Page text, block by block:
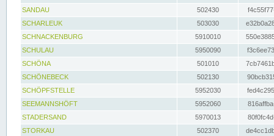
SANDAU
502430
SCHARLEUK
503030
SCHNACKENBURG
5910010
SCHULAU
5950090
SCHÖNA
501010
SCHÖNEBECK
502130
SCHÖPFSTELLE
5952030
SEEMANNSHÖFT
5952060
STADERSAND
5970013
STORKAU
502370